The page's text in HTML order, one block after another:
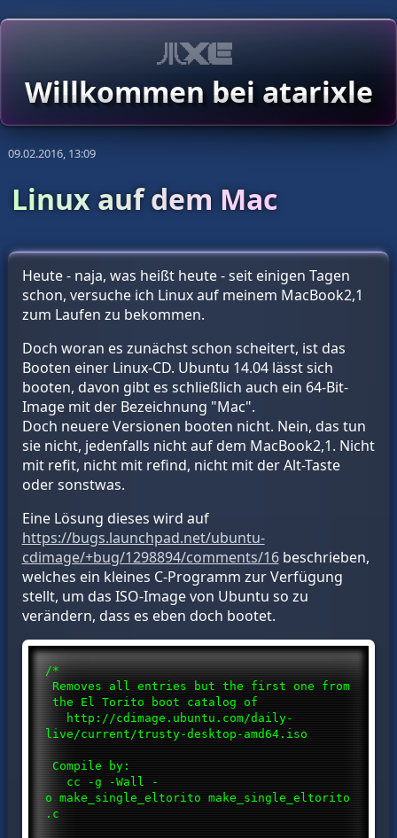
Willkommen bei atarixle
09.02.2016, 13:09
Linux auf dem Mac
Heute - naja, was heißt heute - seit einigen Tagen
schon, versuche ich Linux auf meinem MacBook2,1
zum Laufen zu bekommen.
Doch woran es zunächst schon scheitert, ist das
Booten einer Linux-CD. Ubuntu 14.04 lässt sich
booten, davon gibt es schließlich auch ein 64-Bit-
Image mit der Bezeichnung "Mac".
Doch neuere Versionen booten nicht. Nein, das tun
sie nicht, jedenfalls nicht auf dem MacBook2,1. Nicht
mit refit, nicht mit refind, nicht mit der Alt-Taste
oder sonstwas.
Eine Lösung dieses wird auf
https://bugs.launchpad.net/ubuntu-
cdimage/+bug/1298894/comments/16beschrieben,
welches ein kleines C-Programm zur Verfügung
stellt, um das ISO-Image von Ubuntu so zu
verändern, dass es eben doch bootet.
/*
Removes all entries but the first one from
the El Torito boot catalog of
http://cdimage.ubuntu.com/daily-
live/current/trusty-desktop-amd64.iso
Compile by:
cc -g -Wall -
o make_single_eltorito make_single_eltorito
.c